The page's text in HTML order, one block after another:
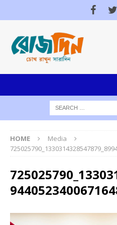
HOME
Media